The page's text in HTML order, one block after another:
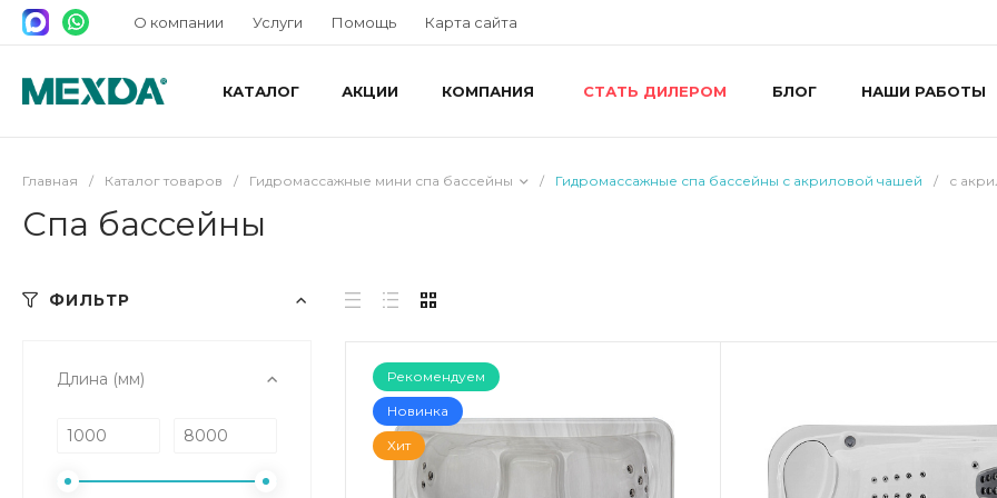
О компании Услуги Помощь Карта сайта
КАТАЛОГ АКЦИИ КОМПАНИЯ СТАТЬ ДИЛЕРОМ БЛОГ НАШИ РАБОТЫ
Главная / Каталог товаров / Гидромассажные мини спа бассейны / Гидромассажные спа бассейны с акриловой чашей / с
Спа бассейны
ФИЛЬТР
Длина (мм) Рекомендуем
Новинка
Хит